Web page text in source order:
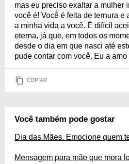
mas eu preciso exaltar a mulher
você é! Você é feita de ternura e
a minha vida a você. É difícil
eterna, já que, em todos os
desde o dia em que nasci até
pude contar com você. Eu a
COPIAR
Você também pode gostar
Dia das Mães. Emocione quem
Mensagem para mãe que mora